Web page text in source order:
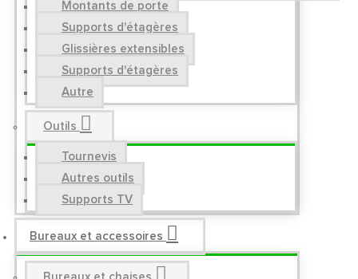
Montants de porte
Supports d'étagères
Glissières extensibles
Supports d'étagères
Autre
Outils
Tournevis
Autres outils
Supports TV
Bureaux et accessoires